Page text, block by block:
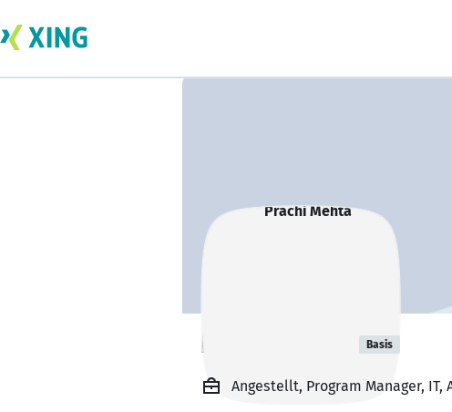
Prachi Mehta Basis
Angestellt, Program Manager, IT,